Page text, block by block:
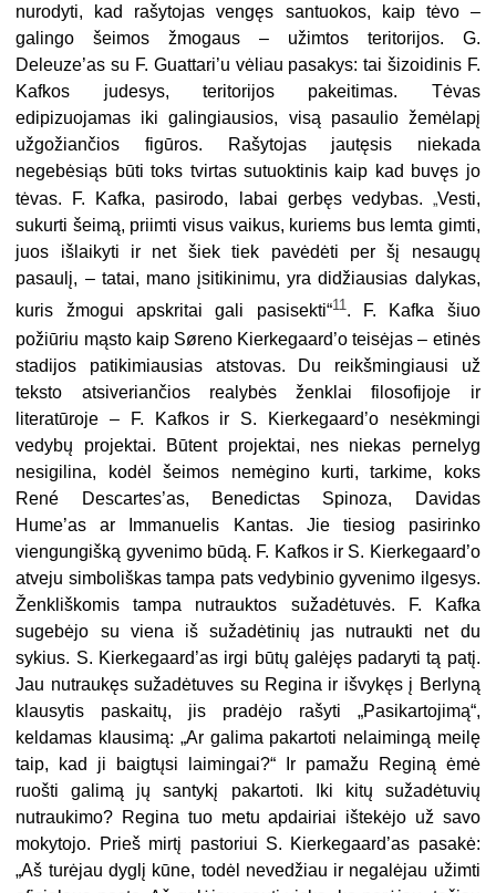
nurodyti, kad rašytojas vengęs santuokos, kaip tėvo –
galingo šeimos žmogaus – užimtos teritorijos. G.
Deleuze’as su F. Guattari’u vėliau pasakys: tai šizoidinis F.
Kafkos judesys, teritorijos pakeitimas. Tėvas
edipizuojamas iki galingiausios, visą pasaulio žemėlapį
užgožiančios figūros. Rašytojas jautęsis niekada
negebėsiąs būti toks tvirtas sutuoktinis kaip kad buvęs jo
tėvas. F. Kafka, pasirodo, labai gerbęs vedybas. „Vesti,
sukurti šeimą, priimti visus vaikus, kuriems bus lemta gimti,
juos išlaikyti ir net šiek tiek pavėdėti per šį nesaugų
pasaulį, – tatai, mano įsitikinimu, yra didžiausias dalykas,
kuris žmogui apskritai gali pasisekti“11. F. Kafka šiuo
požiūriu mąsto kaip Søreno Kierkegaard’o teisėjas – etinės
stadijos patikimiausias atstovas. Du reikšmingiausi už
teksto atsiveriančios realybės ženklai filosofijoje ir
literatūroje – F. Kafkos ir S. Kierkegaard’o nesėkmingi
vedybų projektai. Būtent projektai, nes niekas pernelyg
nesigilina, kodėl šeimos nemėgino kurti, tarkime, koks
René Descartes’as, Benedictas Spinoza, Davidas
Hume’as ar Immanuelis Kantas. Jie tiesiog pasirinko
viengungišką gyvenimo būdą. F. Kafkos ir S. Kierkegaard’o
atveju simboliškas tampa pats vedybinio gyvenimo ilgesys.
Ženkliškomis tampa nutrauktos sužadėtuvės. F. Kafka
sugebėjo su viena iš sužadėtinių jas nutraukti net du
sykius. S. Kierkegaard’as irgi būtų galėjęs padaryti tą patį.
Jau nutraukęs sužadėtuves su Regina ir išvykęs į Berlyną
klausytis paskaitų, jis pradėjo rašyti „Pasikartojimą“,
keldamas klausimą: „Ar galima pakartoti nelaimingą meilę
taip, kad ji baigtųsi laimingai?“ Ir pamažu Reginą ėmė
ruošti galimą jų santykį pakartoti. Iki kitų sužadėtuvių
nutraukimo? Regina tuo metu apdairiai ištekėjo už savo
mokytojo. Prieš mirtį pastoriui S. Kierkegaard’as pasakė:
„Aš turėjau dyglį kūne, todėl nevedžiau ir negalėjau užimti